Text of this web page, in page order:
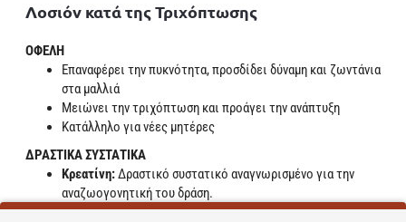
Λοσιόν κατά της Τριχόπτωσης
ΟΦΕΛΗ
Επαναφέρει την πυκνότητα, προσδίδει δύναμη και ζωντάνια
στα μαλλιά
Μειώνει την τριχόπτωση και προάγει την ανάπτυξη
Κατάλληλο για νέες μητέρες
ΔΡΑΣΤΙΚΑ ΣΥΣΤΑΤΙΚΑ
Κρεατίνη:Δραστικό συστατικό αναγνωρισμένο για την
αναζωογονητική του δράση.
Τετραπεπτίδιο:Δραστικό συστατικό που περιορίζει την